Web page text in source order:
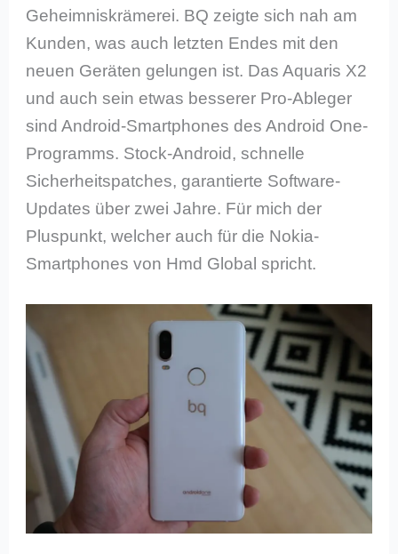
Geheimniskrämerei. BQ zeigte sich nah am
Kunden, was auch letzten Endes mit den
neuen Geräten gelungen ist. Das Aquaris X2
und auch sein etwas besserer Pro-Ableger
sind Android-Smartphones des Android One-
Programms. Stock-Android, schnelle
Sicherheitspatches, garantierte Software-
Updates über zwei Jahre. Für mich der
Pluspunkt, welcher auch für die Nokia-
Smartphones von Hmd Global spricht.